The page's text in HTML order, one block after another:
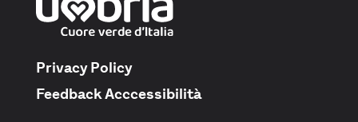
Privacy Policy
Feedback Acccessibilità